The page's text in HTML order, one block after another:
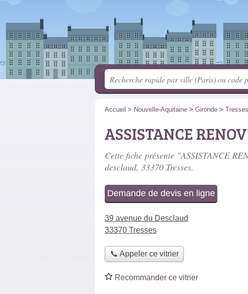
Accueil > Nouvelle-Aquitaine > Gironde > Tresses
ASSISTANCE
Cette fiche présente "ASSISTANCE
desclaud, 33370 Tresses.
Demande de devis en ligne
39 avenue du Desclaud
33370 Tresses
📞 Appeler ce vitrier
Recommander ce vitrier